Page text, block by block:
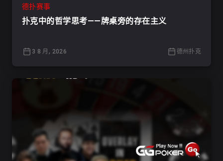
德扑赛事
扑克中的哲学思考——牌桌旁的存在主义
3 8 月, 2026 德州扑克